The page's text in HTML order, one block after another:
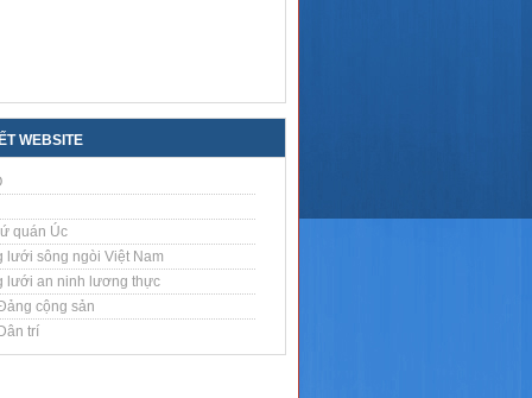
WEBSITE
quán Úc
lưới sông ngòi Việt Nam
lưới an ninh lương thực
cộng sản
trí